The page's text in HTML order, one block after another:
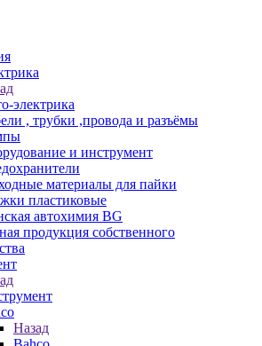
электрика
, трубки ,провода и разъёмы
и инструмент
материалы для пайки
пластиковые
автохимия BG
продукция собственного
Назад